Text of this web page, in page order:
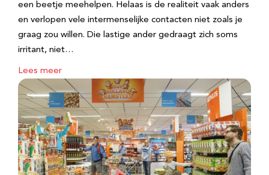
een beetje meehelpen. Helaas is de realiteit vaak anders
en verlopen vele intermenselijke contacten niet zoals je
graag zou willen. Die lastige ander gedraagt zich soms
irritant, niet…
Lees meer